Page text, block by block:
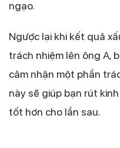
ngạo.
Ngược lại khi kết quả
trách nhiệm lên ông A,
cảm nhận một phần
này sẽ giúp bạn rút
tốt hơn cho lần sau.